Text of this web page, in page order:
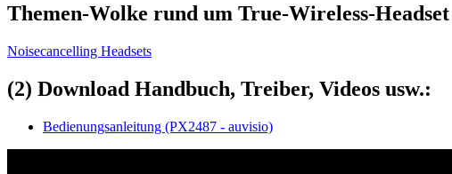
Themen-Wolke rund um True-Wireless-
Noisecancelling Headsets
(2) Download Handbuch, Treiber, Videos usw.:
Bedienungsanleitung (PX2487 - auvisio)